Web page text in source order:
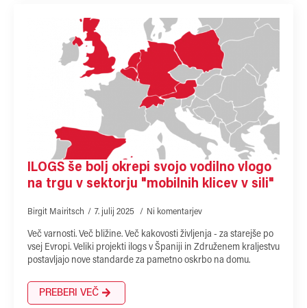
ILOGS še bolj okrepi svojo vodilno vlogo
na trgu v sektorju "mobilnih klicev v sili"
Birgit Mairitsch 7. julij 2025 Ni komentarjev
Več varnosti. Več bližine. Več kakovosti življenja - za starejše po
vsej Evropi. Veliki projekti ilogs v Španiji in Združenem kraljestvu
postavljajo nove standarde za pametno oskrbo na domu.
PREBERI VEČ